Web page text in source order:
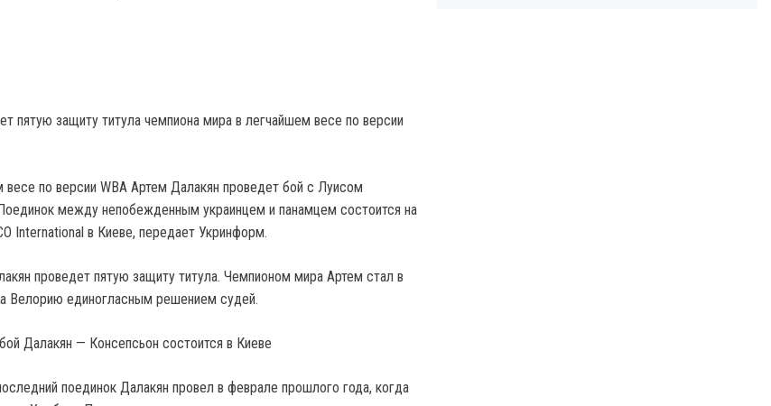
пятую защиту титула чемпиона мира в легчайшем весе по версии
по версии WBA Артем Далакян проведет бой с Луисом
между непобежденным украинцем и панамцем состоится на
International в Киеве, передает Укринформ.
проведет пятую защиту титула. Чемпионом мира Артем стал в
Велорию единогласным решением судей.
Далакян — Консепсьон состоится в Киеве
поединок Далакян провел в феврале прошлого года, когда